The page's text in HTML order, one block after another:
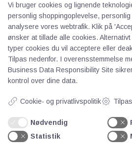
Videncentre
Litteratur
Forkortelser
Ståbi
Værd at besøge
Alltomteknikindustrin
Altombyen
Altomhjemmet
Vi bruger cookies og lignende
personlig shoppingoplevelse,
analysere vores webtrafik. Klik på
ønsker at tillade alle cookies.
typer cookies du vil acceptere eller
Tilpas nedenfor. I overensstemmelse
Business Data Responsibility Site
kontrol over dine data.
Cookie- og privatlivspolitik Tilpas
Nødvendig
Statistik